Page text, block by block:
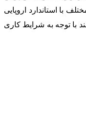
با استاندارد اروپایی
با توجه به شرایط کاری